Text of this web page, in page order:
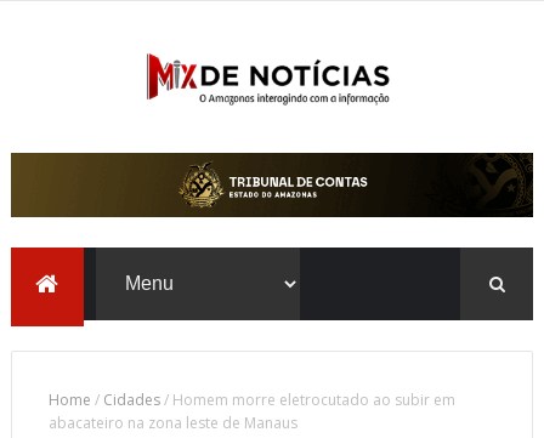
Home / Cidades/ Homem morre eletrocutado ao subir em
abacateiro na zona leste de Manaus